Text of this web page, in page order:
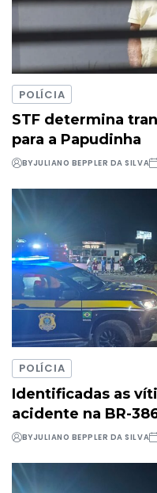
POLÍCIA
STF determina
para a Papudinha
BYJULIANO BEPPLER DA SILVA
POLÍCIA
Identificadas as
acidente na BR-
BYJULIANO BEPPLER DA SILVA